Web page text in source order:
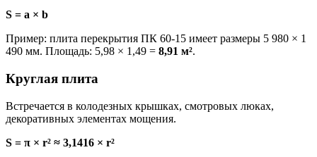
S = a × b
Пример: плита перекрытия ПК 60-15 имеет размеры 5 980 × 1
490 мм. Площадь: 5,98 × 1,49 = 8,91 м².
Круглая плита
Встречается в колодезных крышках, смотровых люках,
декоративных элементах мощения.
S = π × r² ≈ 3,1416 × r²